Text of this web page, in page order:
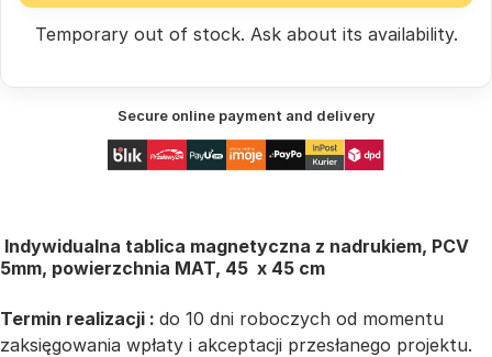
Temporary out of stock. Askabout its availability.
Secure online payment and delivery
Indywidualna tablica magnetyczna z nadrukiem, PCV
5mm, powierzchnia MAT, 45 x 45 cm
Termin realizacji : do 10 dni roboczych od momentu
zaksięgowania wpłaty i akceptacji przesłanego projektu.